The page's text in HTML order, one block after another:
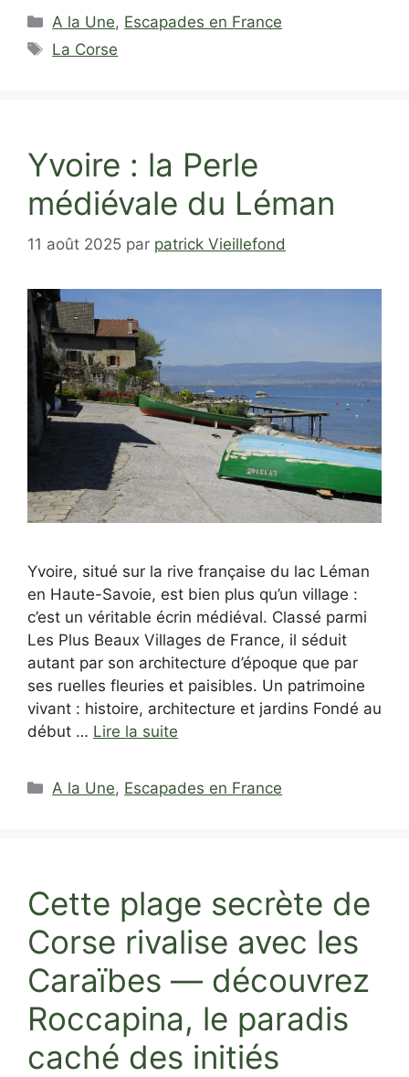
Catégories
A la Une, Escapades en France
Étiquettes
La Corse
Yvoire : la Perle
médiévale du Léman
11 août 2025 par patrick Vieillefond
Yvoire, situé sur la rive française du lac Léman
en Haute-Savoie, est bien plus qu’un village :
c’est un véritable écrin médiéval. Classé parmi
Les Plus Beaux Villages de France, il séduit
autant par son architecture d’époque que par
ses ruelles fleuries et paisibles. Un patrimoine
vivant : histoire, architecture et jardins Fondé au
début … Lire la suite
Catégories
A la Une, Escapades en France
Cette plage secrète de
Corse rivalise avec les
Caraïbes — découvrez
Roccapina, le paradis
caché des initiés